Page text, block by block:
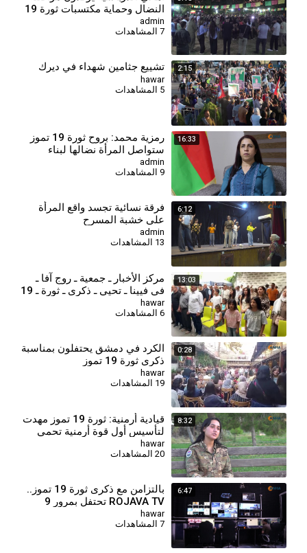
النضال وحماية مكتسبات ثورة 19
تموز
admin
7 المشاهدات
2:15 تشييع جثامين شهداء في ديرك
hawar
5 المشاهدات
16:33
⁣رمزية محمد: بروح ثورة 19 تموز
ستواصل المرأة نضالها لبناء
سوريا المستقبل
admin
6:12
فرقة نسائية تجسد واقع المرأة
على خشبة المسرح
admin
13:03
مركز الأخبار ـ جمعية ـ روج آفا ـ
في فيينا ـ تحيي ـ ذكرى ـ ثورة ـ 19
ـ تموز
hawar
6 المشاهدات
0:28
الكرد في دمشق يحتفلون بمناسبة
ذكرى ثورة 19 تموز
hawar
19 المشاهدات
8:32
قيادية أرمنية: ثورة 19 تموز مهدت
لتأسيس أول قوة أرمنية تحمي
الثقافة وترسخ دور المرأة
hawar
20 المشاهدات
6:47
⁣بالتزامن مع ذكرى ثورة 19 تموز..
ROJAVA TV تحتفل بمرور 9
سنوات على انطلاقها
hawar
7 المشاهدات